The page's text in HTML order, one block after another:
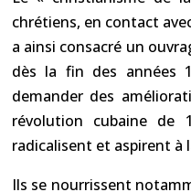
chrétiens, en contact
a ainsi consacré un
dès la fin des années
demander des
révolution cubaine de
radicalisent et aspirent à
Ils se nourrissent